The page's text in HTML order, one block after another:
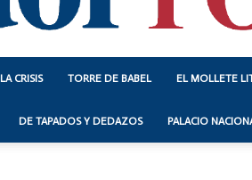
Indicador
LA CRISIS TORRE DE BABEL EL MOLLETE
DE TAPADOS Y DEDAZOS PALACIO